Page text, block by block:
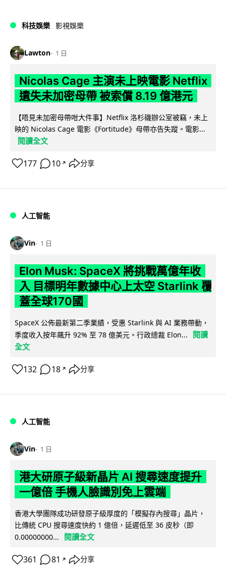
科技娛樂 影視娛樂
Lawton 1 日
Nicolas Cage 主演未上映電影 Netflix
遺失未加密母帶 被索償 8.19 億港元
【唔見未加密母帶咁大件事】Netflix 洛杉磯辦公室被竊，未上
映的 Nicolas Cage 電影《Fortitude》母帶亦告失蹤。電影...
閱讀全文
177 10 ↗ 分享
人工智能
Vin 1 日
Elon Musk: SpaceX 將挑戰萬億年收
入 目標明年數據中心上太空 Starlink 覆
蓋全球170國
SpaceX 公佈最新第二季業績，受惠 Starlink 與 AI 業務帶動，
季度收入按年飆升 92% 至 78 億美元。行政總裁 Elon...
閱讀
全文
132 18 ↗ 分享
人工智能
Vin 1 日
港大研原子級新晶片 AI 搜尋速度提升
一億倍 手機人臉識別免上雲端
香港大學團隊成功研發原子級厚度的「模擬存內搜尋」晶片，
比傳統 CPU 搜尋速度快約 1 億倍，延遲低至 36 皮秒（即
0.00000000...
閱讀全文
361 81 ↗ 分享